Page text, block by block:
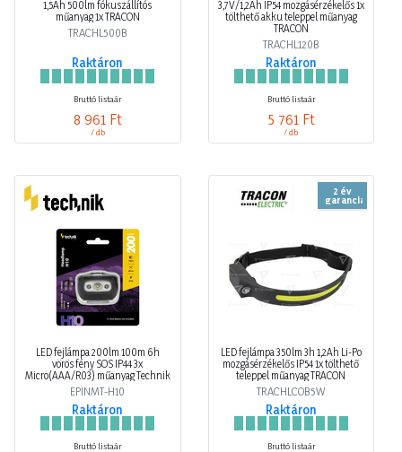
1,5Ah 500lm fókuszállítós
műanyag 1x TRACON
TRACHL500B
Raktáron
Bruttó listaár
8 961 Ft
/ db
3,7V/1,2Ah IP54 mozgásérzékelős 1x
tölthető akku teleppel műanyag
TRACON
TRACHL120B
Raktáron
Bruttó listaár
5 761 Ft
/ db
LED fejlámpa 200lm 100m 6h
vörös fény SOS IP44 3x
Micro(AAA/R03) műanyag Technik
EPINMT-H10
Raktáron
Bruttó listaár
2 év
garancia
LED fejlámpa 350lm 3h 1,2Ah Li-Po
mozgásérzékelős IP54 1x tölthető
teleppel műanyag TRACON
TRACHLCOB5W
Raktáron
Bruttó listaár